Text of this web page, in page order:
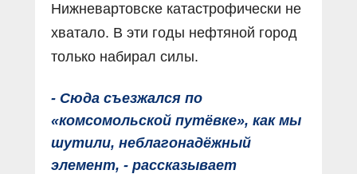
Нижневартовске катастрофически не
хватало. В эти годы нефтяной город
только набирал силы.
- Сюда съезжался по
«комсомольской путёвке», как мы
шутили, неблагонадёжный
элемент, - рассказывает